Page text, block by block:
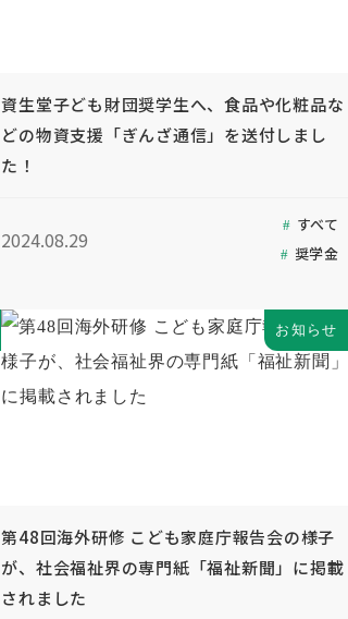
資生堂子ども財団奨学生へ、食品や化粧品な
どの物資支援「ぎんざ通信」を送付しまし
た！
2024.08.29
すべて
奨学金
お知らせ
第48回海外研修 こども家庭庁報告会の様子
が、社会福祉界の専門紙「福祉新聞」に掲載
されました